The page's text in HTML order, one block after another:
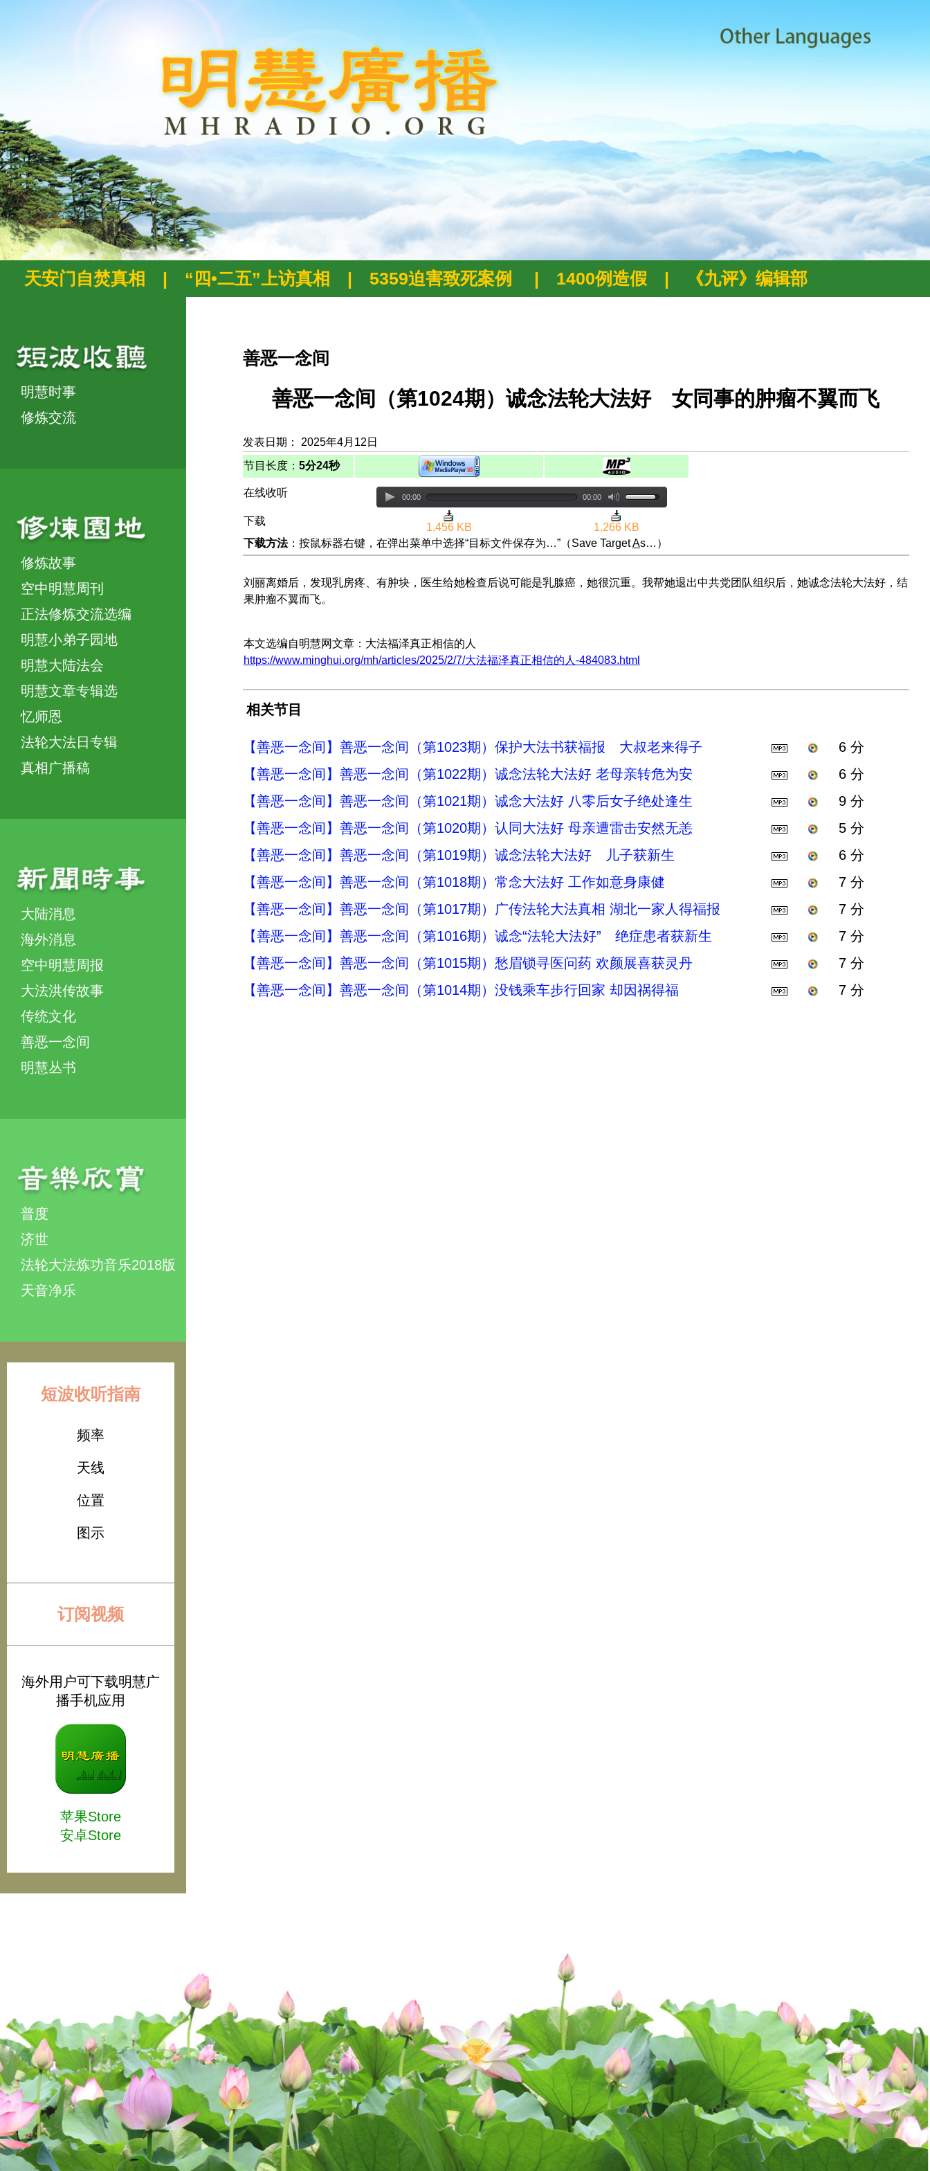
天安门自焚真相 | “四•二五”上访真相 | 5359迫害致死案例 | 1400例造假 | 《九评》编辑部
明慧时事
修炼交流
修炼故事
空中明慧周刊
正法修炼交流选编
明慧小弟子园地
明慧大陆法会
明慧文章专辑选
忆师恩
法轮大法日专辑
真相广播稿
大陆消息
海外消息
空中明慧周报
大法洪传故事
传统文化
善恶一念间
明慧丛书
普度
济世
法轮大法炼功音乐2018版
天音净乐
短波收听指南
频率
天线
位置
图示
订阅视频
海外用户可下载明慧广
播手机应用
苹果Store
安卓Store
善恶一念间
善恶一念间（第1024期）诚念法轮大法好 女同事的肿瘤不翼而飞
发表日期： 2025年4月12日
节目长度： 5分24秒
在线收听 00:00 00:00
下载
1,456 KB
1,266 KB
下载方法：按鼠标器右键，在弹出菜单中选择“目标文件保存为…”（Save TargetAs…）
刘丽离婚后，发现乳房疼、有肿块，医生给她检查后说可能是乳腺癌，她很沉重。我帮她退出中共党团队组织后，她诚念法轮大法好，结
果肿瘤不翼而飞。
本文选编自明慧网文章：大法福泽真正相信的人
https://www.minghui.org/mh/articles/2025/2/7/大法福泽真正相信的人-484083.html
相关节目
【善恶一念间】善恶一念间（第1023期）保护大法书获福报 大叔老来得子
6 分
【善恶一念间】善恶一念间（第1022期）诚念法轮大法好 老母亲转危为安
6 分
【善恶一念间】善恶一念间（第1021期）诚念大法好 八零后女子绝处逢生
9 分
【善恶一念间】善恶一念间（第1020期）认同大法好 母亲遭雷击安然无恙
5 分
【善恶一念间】善恶一念间（第1019期）诚念法轮大法好 儿子获新生
6 分
【善恶一念间】善恶一念间（第1018期）常念大法好 工作如意身康健
7 分
【善恶一念间】善恶一念间（第1017期）广传法轮大法真相 湖北一家人得福报
7 分
【善恶一念间】善恶一念间（第1016期）诚念“法轮大法好” 绝症患者获新生
7 分
【善恶一念间】善恶一念间（第1015期）愁眉锁寻医问药 欢颜展喜获灵丹
7 分
【善恶一念间】善恶一念间（第1014期）没钱乘车步行回家 却因祸得福
7 分